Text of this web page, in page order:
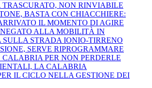
TRASCURATO, NON RINVIABILE
BASTA CON CHIACCHIERE:
IL MOMENTO DI AGIRE
ALLA MOBILITÀ IN
SULLA STRADA IONIO-TIRRENO
SERVE RIPROGRAMMARE
CALABRIA PER NON PERDERLE
LA CALABRIA
IL CICLO NELLA GESTIONE DEI